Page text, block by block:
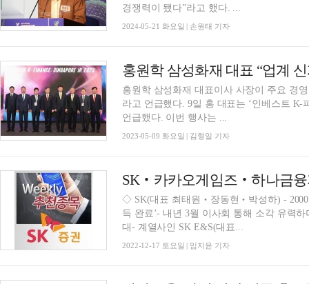
경쟁력이 됐다”라고 했다. ...
2024-05-21 화요일 | 손원태 기자
홍원학 삼성화재 대표이사 사장이 주요 경
라고 언급했다. 9일 홍 대표는 ‘인베스트 K-파이낸스: 싱가포르 투자설명회(IR)’에서 이같이
언급했다. 이번 행사는 ...
2023-05-09 화요일 | 김형일 기자
SK‧카카오게임즈‧하나금융
◇ SK(대표 최태원‧장동현‧박성하) -
득 완료’- 내년 3월 이사회 통해 소각 유력
대- 계열사인 SK E&S(대표...
2022-12-17 토요일 | 임지윤 기자